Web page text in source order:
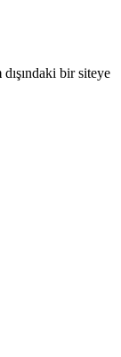
dışındaki bir siteye